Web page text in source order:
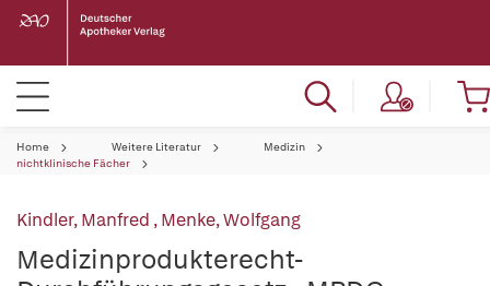
Home Weitere Literatur
Medizin
nichtklinische Fächer
Kindler, Manfred ,Menke, Wolfgang
Medizinprodukterecht-